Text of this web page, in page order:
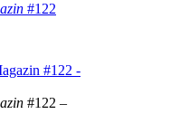
#122
#122 –